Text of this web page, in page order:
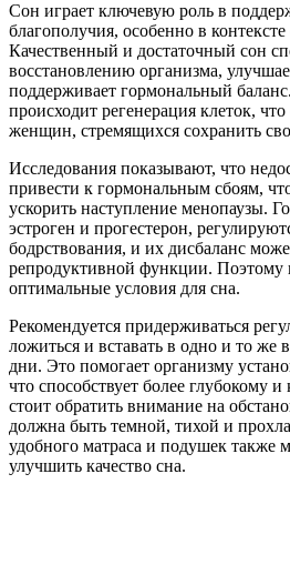
Сон играет ключевую роль в
благополучия, особенно в
Качественный и достаточный сон
восстановлению организма,
поддерживает гормональный
происходит регенерация клеток,
женщин, стремящихся сохранить
Исследования показывают, что
привести к гормональным сбоям,
ускорить наступление менопаузы.
эстроген и прогестерон,
бодрствования, и их дисбаланс
репродуктивной функции. Поэтому
оптимальные условия для сна.
Рекомендуется придерживаться
ложиться и вставать в одно и то же
дни. Это помогает организму
что способствует более глубокому
стоит обратить внимание на
должна быть темной, тихой и
удобного матраса и подушек также
улучшить качество сна.